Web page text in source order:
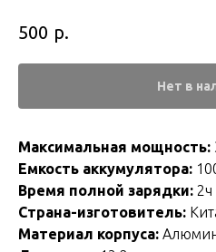
500 р.
Нет в
Максимальная мощность:
Емкость аккумулятора:
Время полной зарядки: 2ч
Страна-изготовитель:
Материал корпуса: